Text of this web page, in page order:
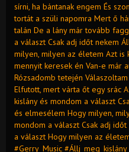
sírni, ha bántanak engem És
tortát a szüli napomra Mert ő
talán De a lány már tovább
a választ Csak adj időt nekem
milyen, milyen az életem Azt
mennyit keresek én Van-e már
Rózsadomb tetején
Elfutott, mert várta őt egy srác
kislány és mondom a választ
és elmesélem Hogy milyen,
mondom a választ Csak adj
a választ Hogy milyen az
#Gerry_Music